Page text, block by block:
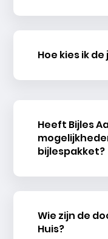
Hoe kies ik
Heeft Bijles
bijlespakket?
Wie zijn de
Huis?